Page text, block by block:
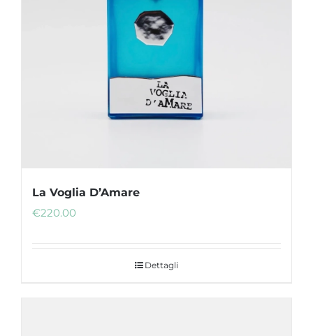
La Voglia D’Amare
€220.00
Dettagli